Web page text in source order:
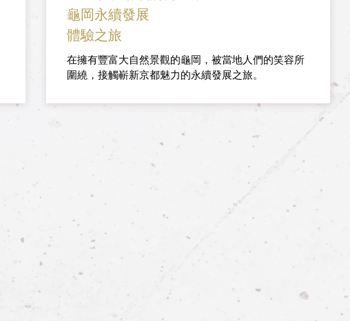
龜岡永續發展
體驗之旅
在擁有豐富大自然景觀的龜岡，被當地人們的笑容所
圍繞，接觸嶄新京都魅力的永續發展之旅。